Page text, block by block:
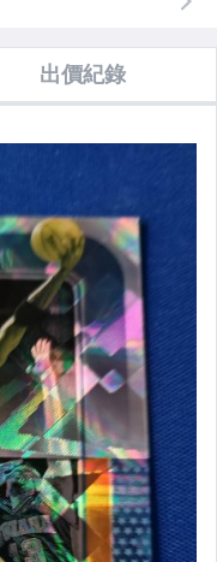
出價紀錄